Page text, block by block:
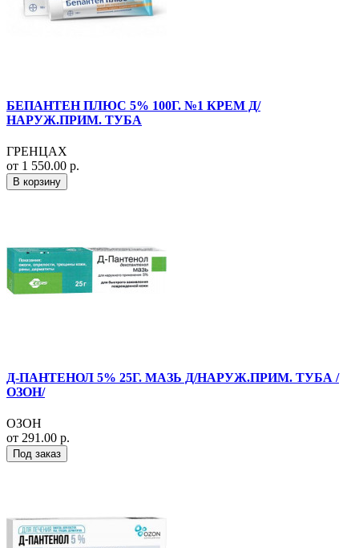
БЕПАНТЕН ПЛЮС 5% 100Г. №1 КРЕМ Д/
НАРУЖ.ПРИМ. ТУБА
ГРЕНЦАХ
от 1 550.00 р.
В корзину
Д-ПАНТЕНОЛ 5% 25Г. МАЗЬ Д/НАРУЖ.ПРИМ. ТУБА /
ОЗОН/
ОЗОН
от 291.00 р.
Под заказ